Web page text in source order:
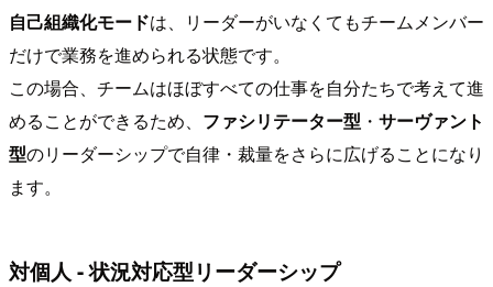
自己組織化モードは、リーダーがいなくてもチームメンバー
だけで業務を進められる状態です。
この場合、チームはほぼすべての仕事を自分たちで考えて進
めることができるため、 ファシリテーター型 ・ サーヴァント
型のリーダーシップで自律・裁量をさらに広げることになり
ます。
対個人 - 状況対応型リーダーシップ